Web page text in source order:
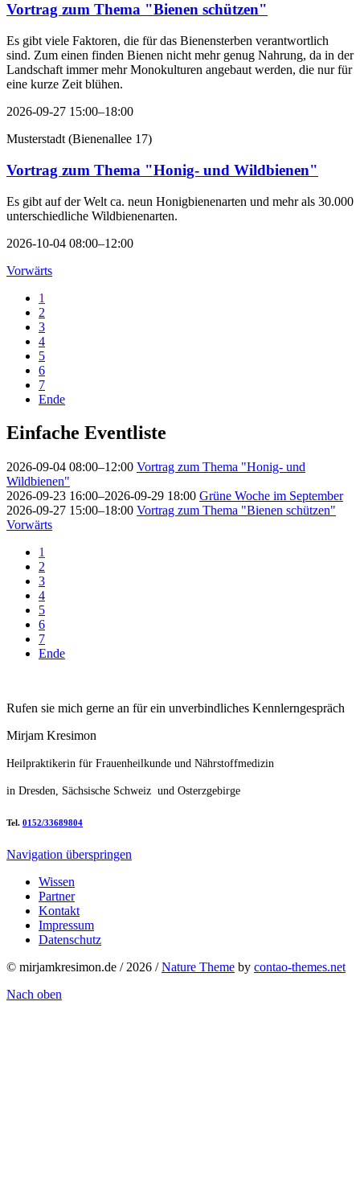
Vortrag zum Thema "Bienen schützen"
Es gibt viele Faktoren, die für das Bienensterben verantwortlich
sind. Zum einen finden Bienen nicht mehr genug Nahrung, da in der
Landschaft immer mehr Monokulturen angebaut werden, die nur für
eine kurze Zeit blühen.
2026-09-27 15:00–18:00
Musterstadt (Bienenallee 17)
Vortrag zum Thema "Honig- und Wildbienen"
Es gibt auf der Welt ca. neun Honigbienenarten und mehr als 30.000
unterschiedliche Wildbienenarten.
2026-10-04 08:00–12:00
Vorwärts
1
2
3
4
5
6
7
Ende
Einfache Eventliste
2026-09-04 08:00–12:00 Vortrag zum Thema "Honig- und
Wildbienen"
2026-09-23 16:00–2026-09-29 18:00 Grüne Woche im September
2026-09-27 15:00–18:00 Vortrag zum Thema "Bienen schützen"
Vorwärts
1
2
3
4
5
6
7
Ende
Rufen sie mich gerne an für ein unverbindliches Kennlerngespräch
Mirjam Kresimon
Heilpraktikerin für Frauenheilkunde und Nährstoffmedizin
in Dresden, Sächsische Schweiz und Osterzgebirge
Tel. 0152/33689804
Navigation überspringen
Wissen
Partner
Kontakt
Impressum
Datenschutz
© mirjamkresimon.de / 2026 /Nature Theme by contao-themes.net
Nach oben